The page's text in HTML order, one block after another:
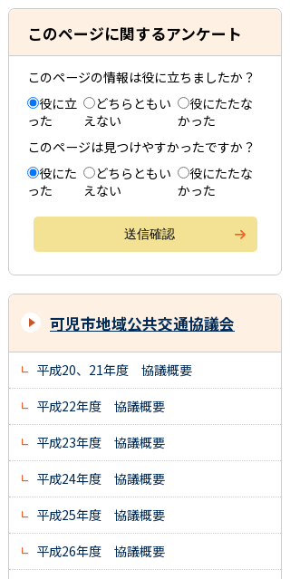
このページに関するアンケート
このページの情報は役に立ちましたか？
役に立
った
どちらともい
えない
役にたたな
かった
このページは見つけやすかったですか？
役にた
った
どちらともい
えない
役にたたな
かった
可児市地域公共交通協議会
平成20、21年度 協議概要
平成22年度 協議概要
平成23年度 協議概要
平成24年度 協議概要
平成25年度 協議概要
平成26年度 協議概要